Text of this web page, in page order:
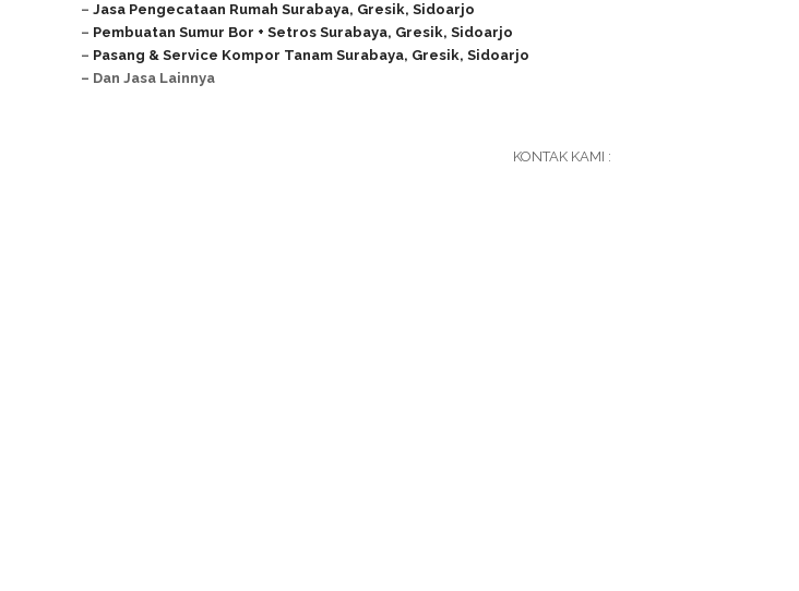
–Jasa Pengecataan RumahSurabaya, Gresik, Sidoarjo
– Pembuatan Sumur Bor + SetrosSurabaya, Gresik, Sidoarjo
– Pasang & Service Kompor TanamSurabaya, Gresik, Sidoarjo
– Dan Jasa Lainnya
KONTAK KAMI :